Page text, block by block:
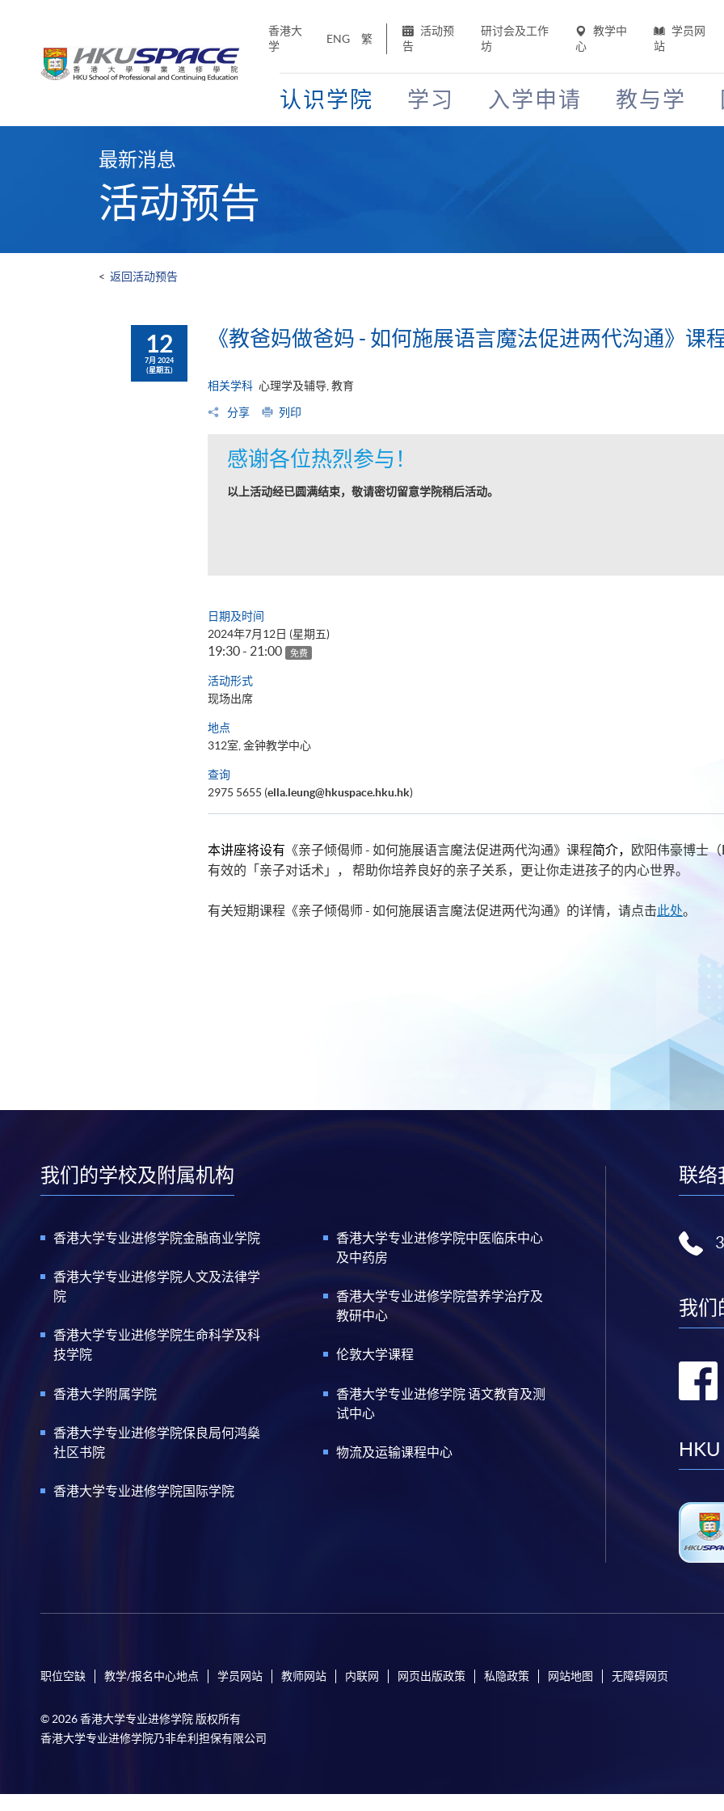
香港大
学
ENG 繁
活动预
告
研讨会及工作
坊
教学中
心
学员网
站
认识学院 学习 入学申请 教与学
最新消息
活动预告
< 返回活动预告
12
7月 2024
(星期五)
《教爸妈做爸妈 - 如何施展语言魔法促进两代沟通》课
相关学科 心理学及辅导, 教育
分享 列印
感谢各位热烈参与！
以上活动经已圆满结束，敬请密切留意学院稍后活动。
日期及时间
2024年7月12日 (星期五)
19:30 - 21:00 免费
活动形式
现场出席
地点
312室, 金钟教学中心
查询
2975 5655 (ella.leung@hkuspace.hku.hk)
本讲座将设有 《亲子倾偈师 - 如何施展语言魔法促进两代沟通》课程简介，
欧阳伟豪博士
有效的「亲子对话术」， 帮助你培养良好的亲子关系，更让你走进孩子的内心世界。
有关短期课程《亲子倾偈师 - 如何施展语言魔法促进两代沟通》的详情，请点击此处。
我们的学校及附属机构
香港大学专业进修学院金融商业学院
香港大学专业进修学院人文及法律学
院
香港大学专业进修学院生命科学及科
技学院
香港大学附属学院
香港大学专业进修学院保良局何鸿燊
社区书院
香港大学专业进修学院国际学院
香港大学专业进修学院中医临床中心
及中药房
香港大学专业进修学院营养学治疗及
教研中心
伦敦大学课程
香港大学专业进修学院 语文教育及测
试中心
物流及运输课程中心
联络
我们
HKU
职位空缺 教学/报名中心地点 学员网站 教师网站 内联网 网页出版政策 私隐政策 网站地图 无障碍网页
© 2026 香港大学专业进修学院 版权所有
香港大学专业进修学院乃非牟利担保有限公司